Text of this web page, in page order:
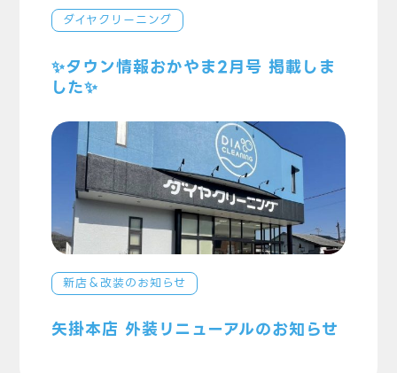
ダイヤクリーニング
✨タウン情報おかやま2月号 掲載しま
した✨
新店＆改装のお知らせ
矢掛本店 外装リニューアルのお知らせ